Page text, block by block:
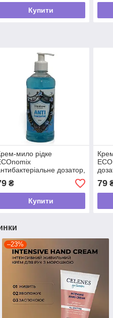
Купити
мило рідке
дозатор,
г
₴
Купити
79
–23%